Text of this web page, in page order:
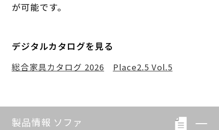
が可能です。
デジタルカタログを見る
総合家具カタログ 2026 Place2.5 Vol.5
製品情報 ソファ